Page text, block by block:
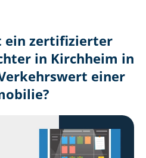
ein zertifizierter
in Kirchheim in
einer